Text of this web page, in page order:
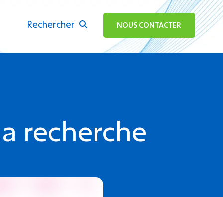
Rechercher
ok NOUS CONTACTER
recherche